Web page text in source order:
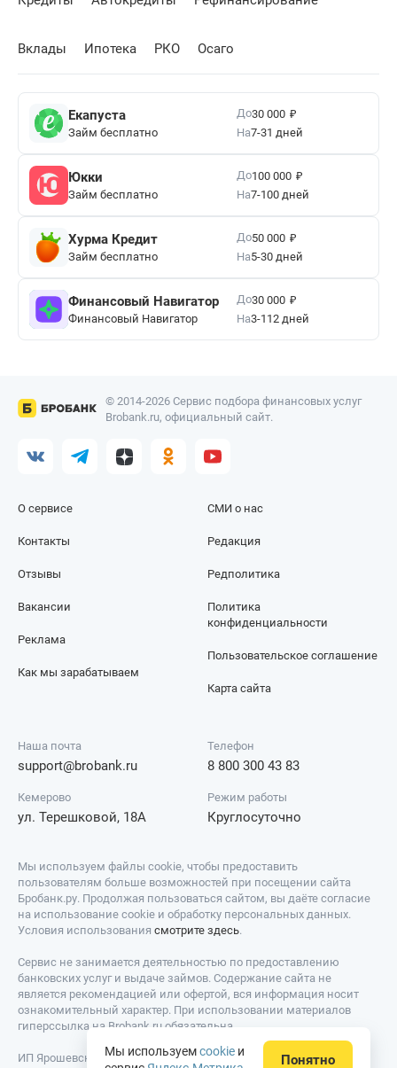
Вклады Ипотека РКО Осаго
Екапуста
Займ бесплатно
До30 000 ₽
На7-31 дней
Юкки
Займ бесплатно
До100 000 ₽
На7-100 дней
Хурма Кредит
Займ бесплатно
До50 000 ₽
На5-30 дней
Финансовый Навигатор
Финансовый Навигатор
До30 000 ₽
На3-112 дней
© 2014-2026 Сервис подбора финансовых услуг
Brobank.ru, официальный сайт.
О сервисе
Контакты
Отзывы
СМИ о нас
Редакция
Редполитика
Вакансии
Реклама
Как мы зарабатываем
Политика
конфиденциальности
Пользовательское соглашение
Карта сайта
Наша почта
support@brobank.ru
Телефон
8 800 300 43 83
Кемерово
ул. Терешковой, 18А
Режим работы
Круглосуточно
Мы используем файлы cookie, чтобы предоставить
пользователям больше возможностей при посещении сайта
Бробанк.ру. Продолжая пользоваться сайтом, вы даёте согласие
на использование cookie и обработку персональных данных.
Условия использования смотрите здесь.
Сервис не занимается деятельностью по предоставлению
банковских услуг и выдаче займов. Содержание сайта не
является рекомендацией или офертой, вся информация носит
ознакомительный характер. При использовании материалов
гиперссылка на Brobank.ru обязательна.
ИП Ярошевский Д.И. ИНН: 423082922740. ОГРНИП:
Мы используемcookie и
Понятно